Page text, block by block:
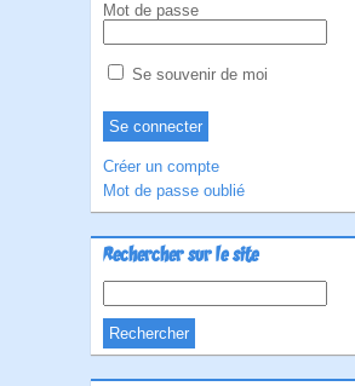
Mot de passe
Se souvenir de moi
Créer un compte
Mot de passe oublié
Rechercher sur le site